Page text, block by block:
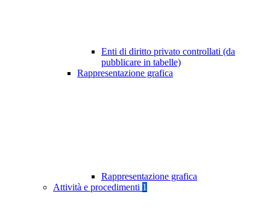
Enti di diritto privato controllati (da
pubblicare in tabelle)
Rappresentazione grafica
Rappresentazione grafica
Attività e procedimenti 1